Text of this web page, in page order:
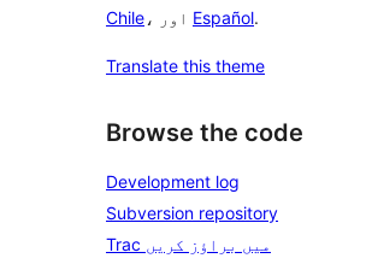
Chile
Español.
Translate this theme
Browse the code
Development log
Subversion repository
Trac میں براؤز کریں